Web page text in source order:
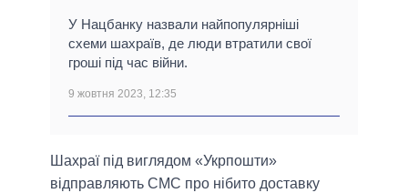
У Нацбанку назвали найпопулярніші
схеми шахраїв, де люди втратили свої
гроші під час війни.
9 жовтня 2023, 12:35
Шахраї під виглядом «Укрпошти»
відправляють СМС про нібито доставку